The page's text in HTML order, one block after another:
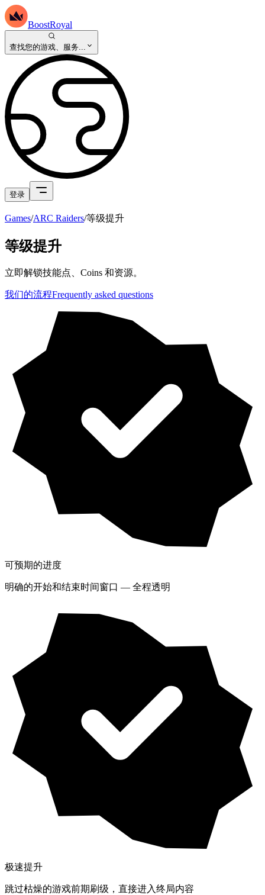
BoostRoyal
查找您的游戏、服务...
登录
Games/ARC Raiders/等级提升
等级提升
立即解锁技能点、Coins 和资源。
我们的流程Frequently asked questions
可预期的进度
明确的开始和结束时间窗口 — 全程透明
极速提升
跳过枯燥的游戏前期刷级，直接进入终局内容